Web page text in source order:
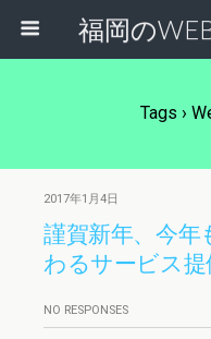
Tags ›
2017年1月4日
謹賀新年、今年
わるサービス提
NO RESPONSES